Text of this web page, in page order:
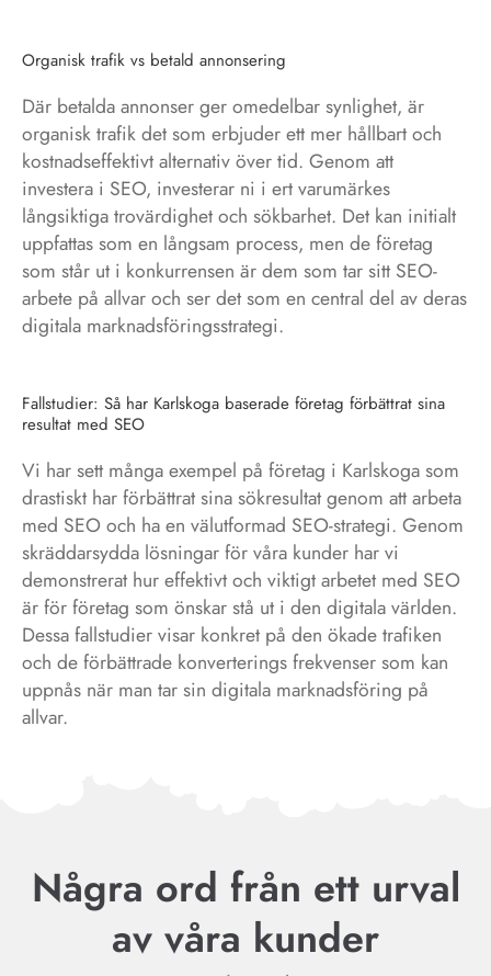
Organisk trafik vs betald annonsering
Där betalda annonser ger omedelbar synlighet, är
organisk trafik det som erbjuder ett mer hållbart och
kostnadseffektivt alternativ över tid. Genom att
investera i SEO, investerar ni i ert varumärkes
långsiktiga trovärdighet och sökbarhet. Det kan initialt
uppfattas som en långsam process, men de företag
som står ut i konkurrensen är dem som tar sitt SEO-
arbete på allvar och ser det som en central del av deras
digitala marknadsföringsstrategi.
Fallstudier: Så har Karlskoga baserade företag förbättrat sina
resultat med SEO
Vi har sett många exempel på företag i Karlskoga som
drastiskt har förbättrat sina sökresultat genom att arbeta
med SEO och ha en välutformad SEO-strategi. Genom
skräddarsydda lösningar för våra kunder har vi
demonstrerat hur effektivt och viktigt arbetet med SEO
är för företag som önskar stå ut i den digitala världen.
Dessa fallstudier visar konkret på den ökade trafiken
och de förbättrade konverterings frekvenser som kan
uppnås när man tar sin digitala marknadsföring på
allvar.
Några ord från ett urval
av våra kunder